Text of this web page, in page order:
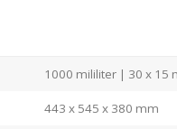
1000 mililiter | 30 x 15
443 x 545 x 380 mm